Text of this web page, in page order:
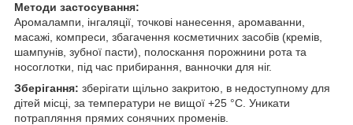
Методи застосування:
Аромалампи, інгаляції, точкові нанесення, аромаванни,
масажі, компреси, збагачення косметичних засобів (кремів,
шампунів, зубної пасти), полоскання порожнини рота та
носоглотки, під час прибирання, ванночки для ніг.
Зберігання: зберігати щільно закритою, в недоступному для
дітей місці, за температури не вищої +25 °C. Уникати
потрапляння прямих сонячних променів.